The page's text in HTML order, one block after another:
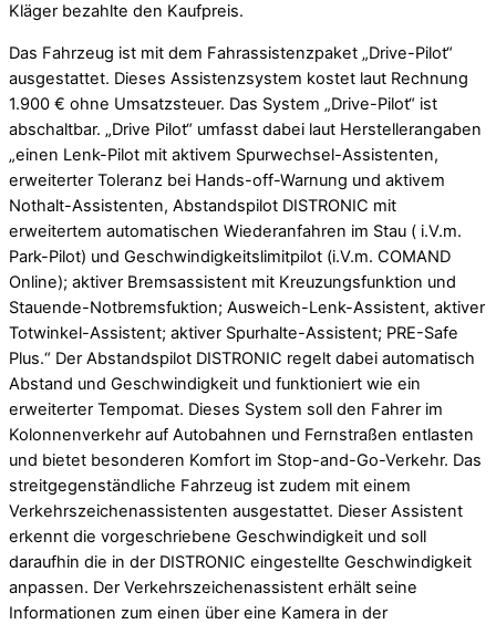
Kläger bezahlte den Kaufpreis.
Das Fahrzeug ist mit dem Fahrassistenzpaket „Drive-Pilot“
ausgestattet. Dieses Assistenzsystem kostet laut Rechnung
1.900 € ohne Umsatzsteuer. Das System „Drive-Pilot“ ist
abschaltbar. „Drive Pilot“ umfasst dabei laut Herstellerangaben
„einen Lenk-Pilot mit aktivem Spurwechsel-Assistenten,
erweiterter Toleranz bei Hands-off-Warnung und aktivem
Nothalt-Assistenten, Abstandspilot DISTRONIC mit
erweitertem automatischen Wiederanfahren im Stau ( i.V.m.
Park-Pilot) und Geschwindigkeitslimitpilot (i.V.m. COMAND
Online); aktiver Bremsassistent mit Kreuzungsfunktion und
Stauende-Notbremsfuktion; Ausweich-Lenk-Assistent, aktiver
Totwinkel-Assistent; aktiver Spurhalte-Assistent; PRE-Safe
Plus.“ Der Abstandspilot DISTRONIC regelt dabei automatisch
Abstand und Geschwindigkeit und funktioniert wie ein
erweiterter Tempomat. Dieses System soll den Fahrer im
Kolonnenverkehr auf Autobahnen und Fernstraßen entlasten
und bietet besonderen Komfort im Stop-and-Go-Verkehr. Das
streitgegenständliche Fahrzeug ist zudem mit einem
Verkehrszeichenassistenten ausgestattet. Dieser Assistent
erkennt die vorgeschriebene Geschwindigkeit und soll
daraufhin die in der DISTRONIC eingestellte Geschwindigkeit
anpassen. Der Verkehrszeichenassistent erhält seine
Informationen zum einen über eine Kamera in der